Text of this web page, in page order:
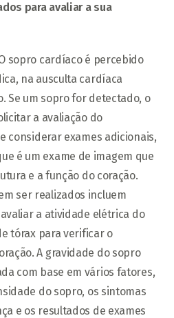
para avaliar a sua
sopro cardíaco é percebido
na ausculta cardíaca
Se um sopro for detectado, o
a avaliação do
considerar exames adicionais,
é um exame de imagem que
e a função do coração.
ser realizados incluem
a atividade elétrica do
tórax para verificar o
A gravidade do sopro
com base em vários fatores,
do sopro, os sintomas
e os resultados de exames